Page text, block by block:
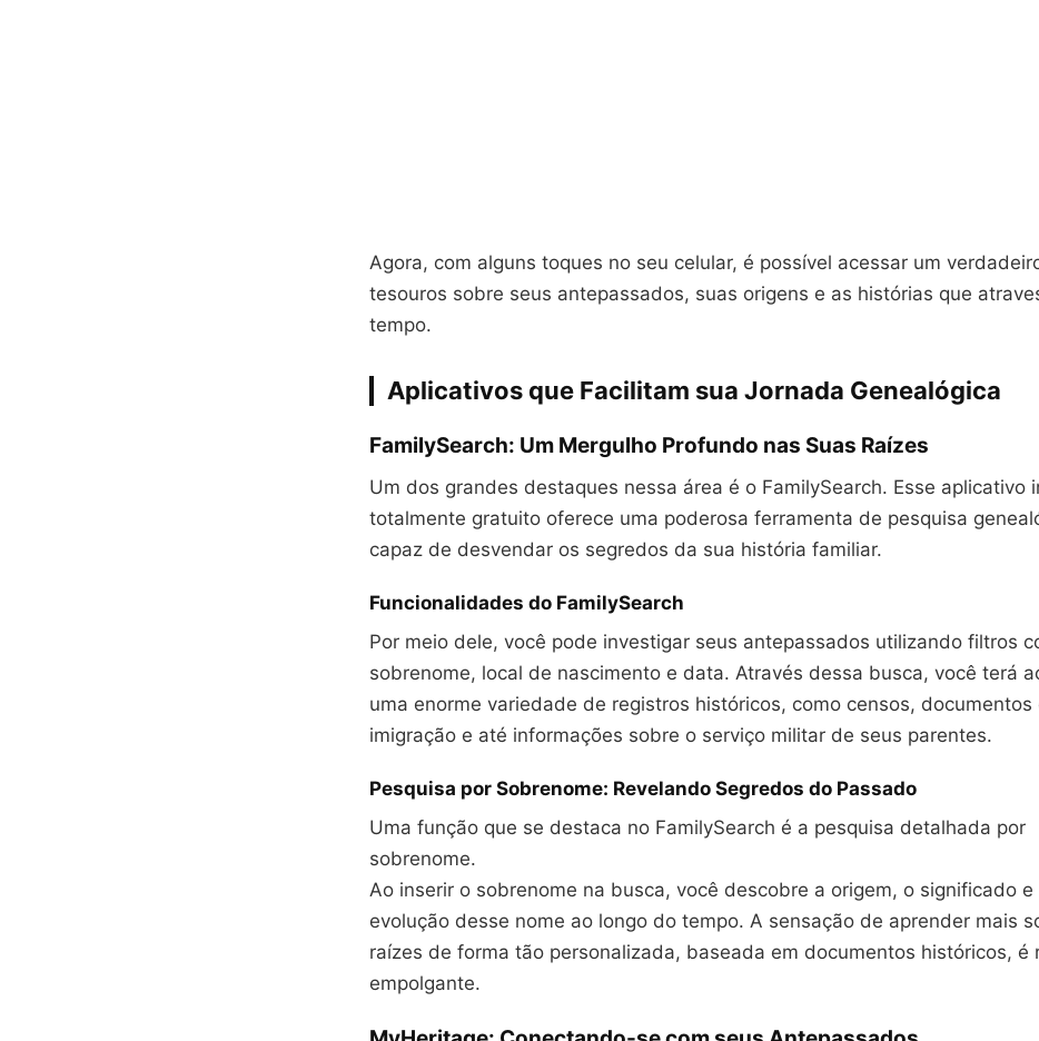
Agora, com alguns toques no seu celular, é possível acessar um
tesouros sobre seus antepassados, suas origens e as histórias que
tempo.
Aplicativos que Facilitam sua Jornada Genealógica
FamilySearch: Um Mergulho Profundo nas Suas Raízes
Um dos grandes destaques nessa área é o FamilySearch. Esse aplicativo
totalmente gratuito oferece uma poderosa ferramenta de pesquisa
capaz de desvendar os segredos da sua história familiar.
Funcionalidades do FamilySearch
Por meio dele, você pode investigar seus antepassados utilizando filtros
sobrenome, local de nascimento e data. Através dessa busca, você terá
uma enorme variedade de registros históricos, como censos, documentos
imigração e até informações sobre o serviço militar de seus parentes.
Pesquisa por Sobrenome: Revelando Segredos do Passado
Uma função que se destaca no FamilySearch é a pesquisa detalhada por
sobrenome.
Ao inserir o sobrenome na busca, você descobre a origem, o significado e
evolução desse nome ao longo do tempo. A sensação de aprender mais
raízes de forma tão personalizada, baseada em documentos históricos, é
empolgante.